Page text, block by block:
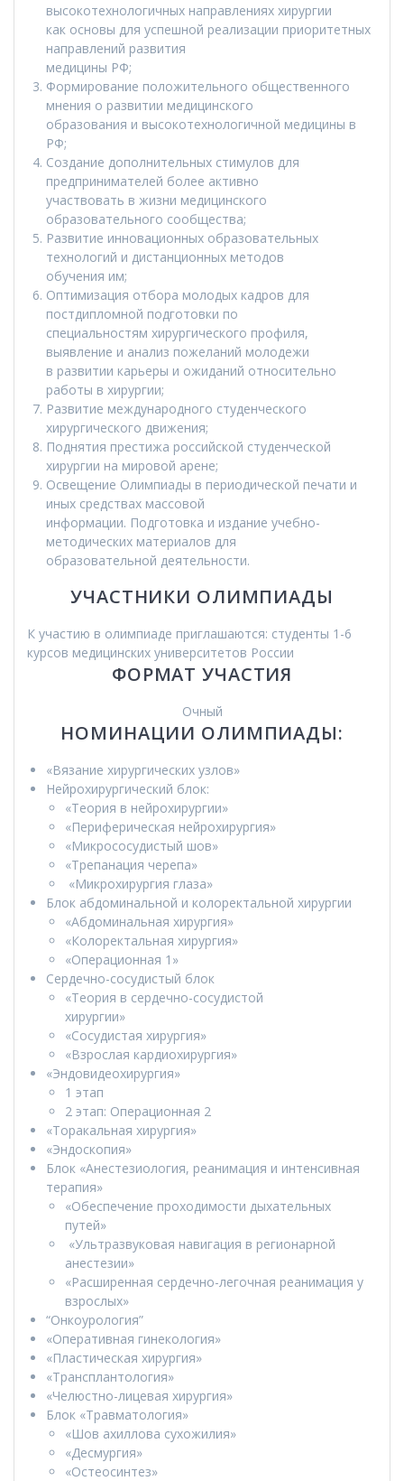
высокотехнологичных направлениях хирургии
как основы для успешной реализации приоритетных
направлений развития
медицины РФ;
Формирование положительного общественного
мнения о развитии медицинского
образования и высокотехнологичной медицины в
РФ;
Создание дополнительных стимулов для
предпринимателей более активно
участвовать в жизни медицинского
образовательного сообщества;
Развитие инновационных образовательных
технологий и дистанционных методов
обучения им;
Оптимизация отбора молодых кадров для
постдипломной подготовки по
специальностям хирургического профиля,
выявление и анализ пожеланий молодежи
в развитии карьеры и ожиданий относительно
работы в хирургии;
Развитие международного студенческого
хирургического движения;
Поднятия престижа российской студенческой
хирургии на мировой арене;
Освещение Олимпиады в периодической печати и
иных средствах массовой
информации. Подготовка и издание учебно-
методических материалов для
образовательной деятельности.
УЧАСТНИКИ ОЛИМПИАДЫ
К участию в олимпиаде приглашаются: студенты 1-6
курсов медицинских университетов России
ФОРМАТ УЧАСТИЯ
Очный
НОМИНАЦИИ ОЛИМПИАДЫ:
«Вязание хирургических узлов»
Нейрохирургический блок:
«Теория в нейрохирургии»
«Периферическая нейрохирургия»
«Микрососудистый шов»
«Трепанация черепа»
«Микрохирургия глаза»
Блок абдоминальной и колоректальной хирургии
«Абдоминальная хирургия»
«Колоректальная хирургия»
«Операционная 1»
Сердечно-сосудистый блок
«Теория в сердечно-сосудистой
хирургии»
«Сосудистая хирургия»
«Взрослая кардиохирургия»
«Эндовидеохирургия»
1 этап
2 этап: Операционная 2
«Торакальная хирургия»
«Эндоскопия»
Блок «Анестезиология, реанимация и интенсивная
терапия»
«Обеспечение проходимости дыхательных
путей»
«Ультразвуковая навигация в регионарной
анестезии»
«Расширенная сердечно-легочная реанимация у
взрослых»
“Онкоурология”
«Оперативная гинекология»
«Пластическая хирургия»
«Трансплантология»
«Челюстно-лицевая хирургия»
Блок «Травматология»
«Шов ахиллова сухожилия»
«Десмургия»
«Остеосинтез»